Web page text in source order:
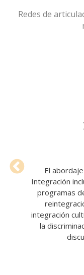
Redes de
El
Integración
programas
integración
la